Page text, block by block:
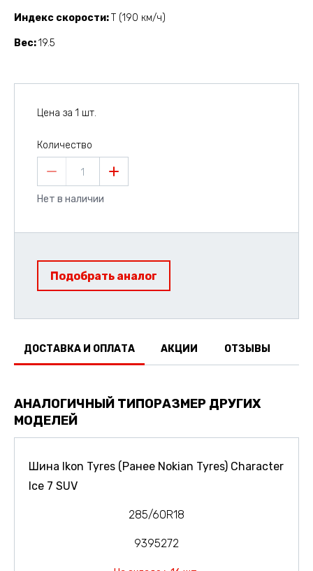
Индекс скорости T (190 км/ч)
Вес 19.5
Цена за 1 шт.
Количество
1
Нет в наличии
Подобрать аналог
ДОСТАВКА И ОПЛАТА АКЦИИ ОТЗЫВЫ
АНАЛОГИЧНЫЙ ТИПОРАЗМЕР ДРУГИХ
МОДЕЛЕЙ
Шина Ikon Tyres (Ранее Nokian Tyres) Character
Ice 7 SUV
285/60R18
9395272